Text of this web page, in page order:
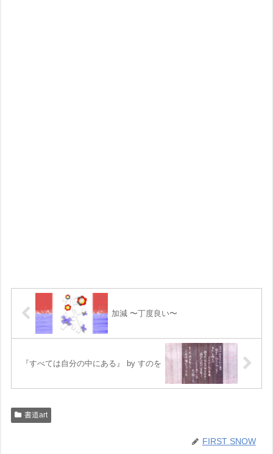
加減 〜丁度良い〜
『すべては自分の中にある』 by すのを
書道art
FIRST SNOW